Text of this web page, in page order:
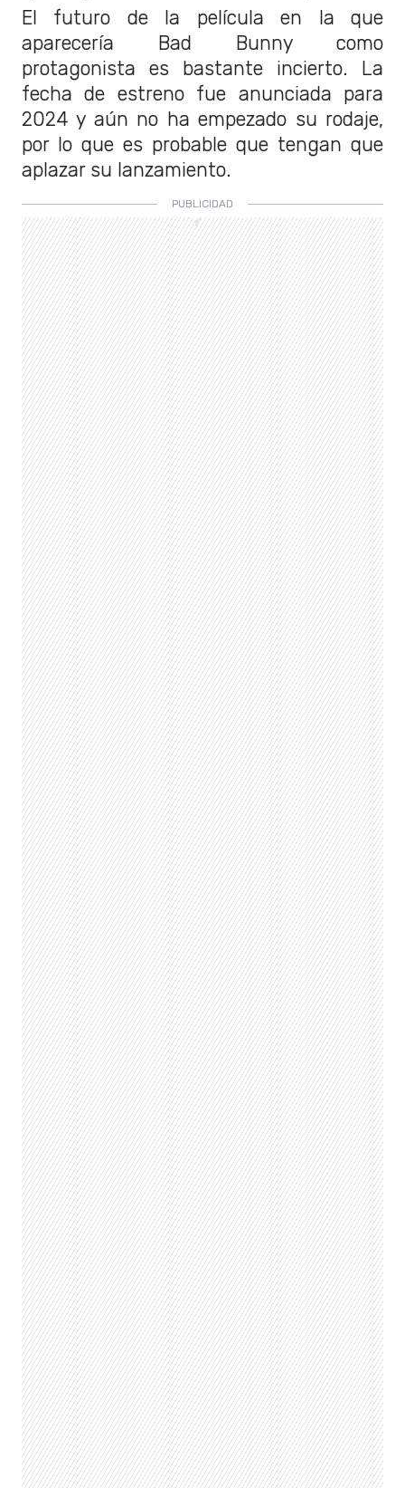
El futuro de la película en la que
aparecería Bad Bunny como
protagonista es bastante incierto. La
fecha de estreno fue anunciada para
2024 y aún no ha empezado su rodaje,
por lo que es probable que tengan que
aplazar su lanzamiento.